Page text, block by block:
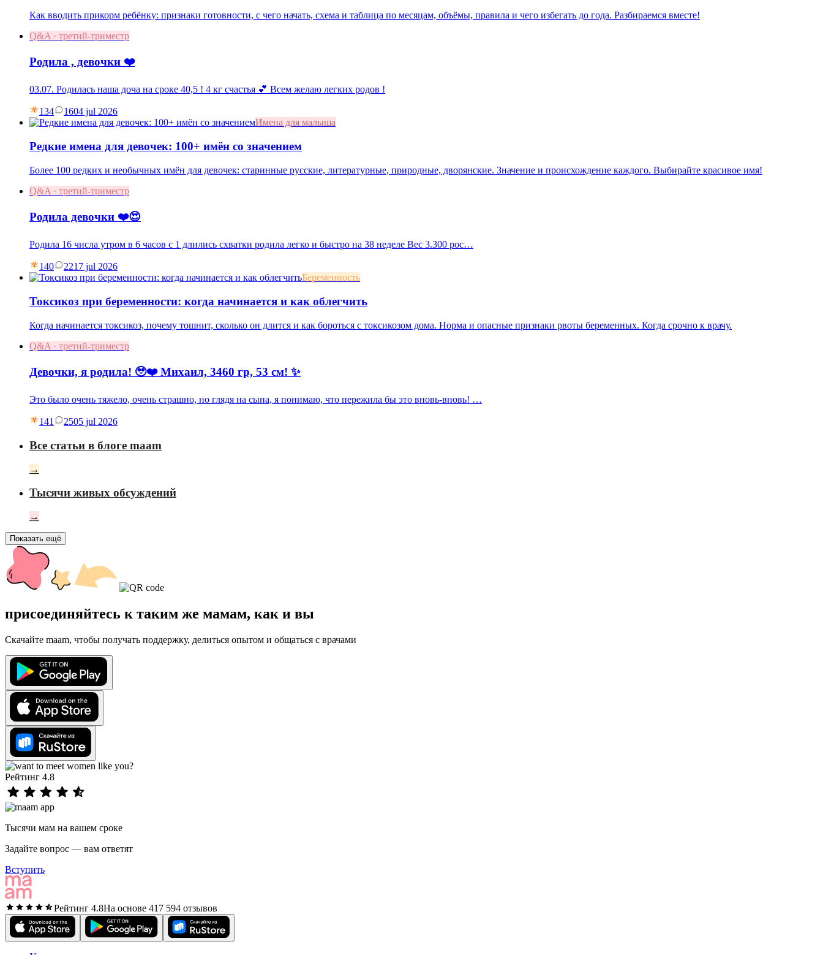
Как вводить прикорм ребёнку: признаки готовности, с чего начать, схема и таблица по месяцам, объёмы, правила и чего избегать до года. Разбираемся вместе!
Q&A · третий-триместр
Родила , девочки ❤️
03.07. Родилась наша доча на сроке 40,5 ! 4 кг счастья 💕 Всем желаю легких родов !
134 1604 jul 2026
Имена для малыша
Редкие имена для девочек: 100+ имён со значением
Более 100 редких и необычных имён для девочек: старинные русские, литературные, природные, дворянские. Значение и происхождение каждого. Выбирайте красивое имя!
Q&A · третий-триместр
Родила девочки ❤️😍
Родила 16 числа утром в 6 часов с 1 длились схватки родила легко и быстро на 38 неделе Вес 3.300 рос…
140 2217 jul 2026
Беременность
Токсикоз при беременности: когда начинается и как облегчить
Когда начинается токсикоз, почему тошнит, сколько он длится и как бороться с токсикозом дома. Норма и опасные признаки рвоты беременных. Когда срочно к врачу.
Q&A · третий-триместр
Девочки, я родила! 🥹❤️ Михаил, 3460 гр, 53 см! ✨
Это было очень тяжело, очень страшно, но глядя на сына, я понимаю, что пережила бы это вновь-вновь! …
141 2505 jul 2026
Все статьи в блоге maam
→
Тысячи живых обсуждений
→
Показать ещё
присоединяйтесь к таким же мамам, как и вы
Скачайте maam, чтобы получать поддержку, делиться опытом и общаться с врачами
Рейтинг 4.8
Тысячи мам на вашем сроке
Задайте вопрос — вам ответят
Вступить
Рейтинг 4.8На основе 417 594 отзывов